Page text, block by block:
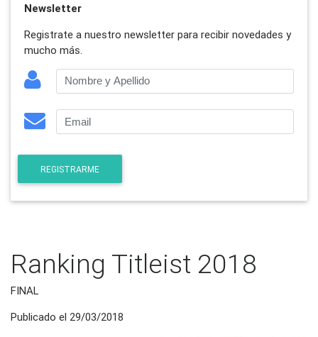
Newsletter
Registrate a nuestro newsletter para recibir novedades y
mucho más.
REGISTRARME
Ranking Titleist 2018
FINAL
Publicado el 29/03/2018